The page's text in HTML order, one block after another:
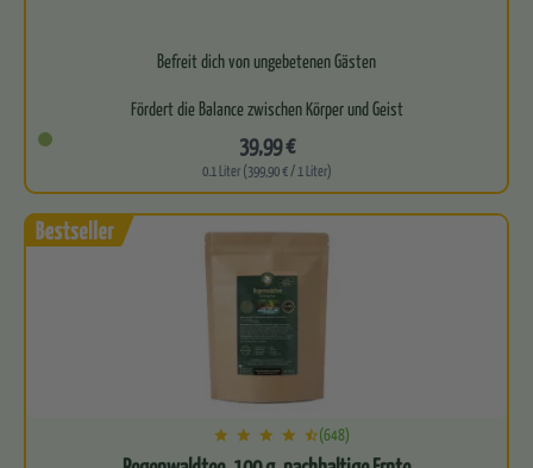
Befreit dich von ungebetenen Gästen
Fördert die Balance zwischen Körper und Geist
Frei von synthetischen Zusätzen
39,99 €
0.1 Liter (399,90 € / 1 Liter)
(648)